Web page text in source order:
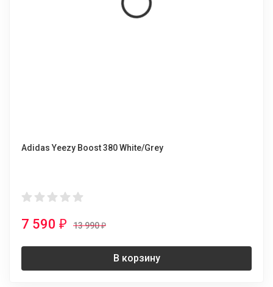
Adidas Yeezy Boost 380 White/Grey
7 590 ₽ 13 990₽
В корзину